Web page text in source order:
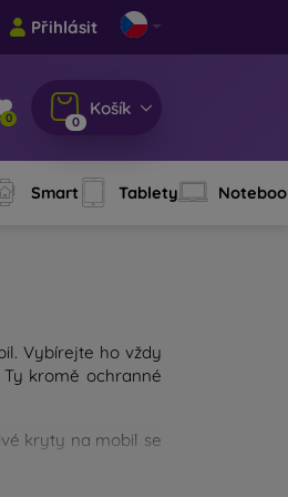
Přihlásit
0 0
Košík
Smart Tablety
Vybírejte ho vždy
kromě ochranné
kryty na mobil se